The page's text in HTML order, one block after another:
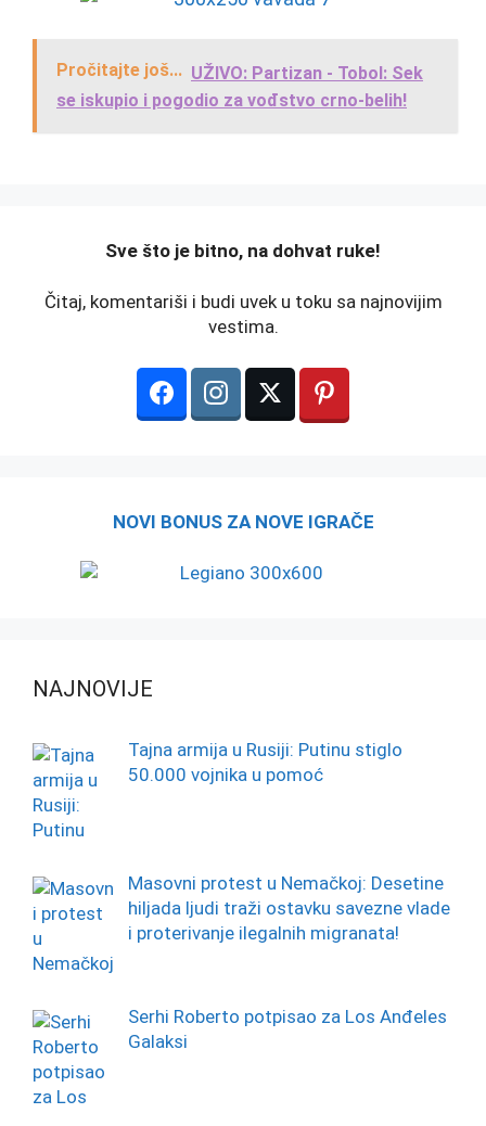
Pročitajte još... UŽIVO: Partizan - Tobol: Sek
se iskupio i pogodio za vođstvo crno-belih!
️Sve što je bitno, na dohvat ruke!
Čitaj, komentariši i budi uvek u toku sa najnovijim
vestima.
NOVI BONUS ZA NOVE IGRAČE
NAJNOVIJE
Tajna armija u Rusiji: Putinu stiglo
50.000 vojnika u pomoć
Masovni protest u Nemačkoj: Desetine
hiljada ljudi traži ostavku savezne vlade
i proterivanje ilegalnih migranata!
Serhi Roberto potpisao za Los Anđeles
Galaksi